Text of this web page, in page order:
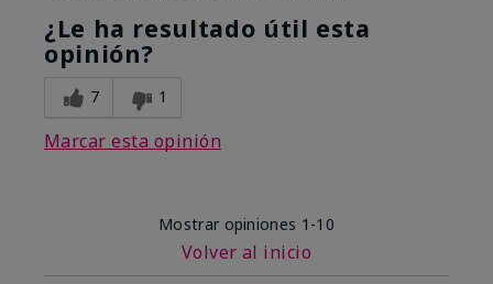
¿Le ha resultado útil esta
opinión?
7 1
Marcar esta opinión
Mostrar opiniones 1-10
Volver al inicio